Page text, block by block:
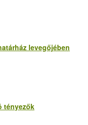
levegőjében
tényezők